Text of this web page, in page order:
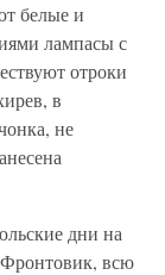
белые и
лампасы с
отроки
в
не
дни на
всю